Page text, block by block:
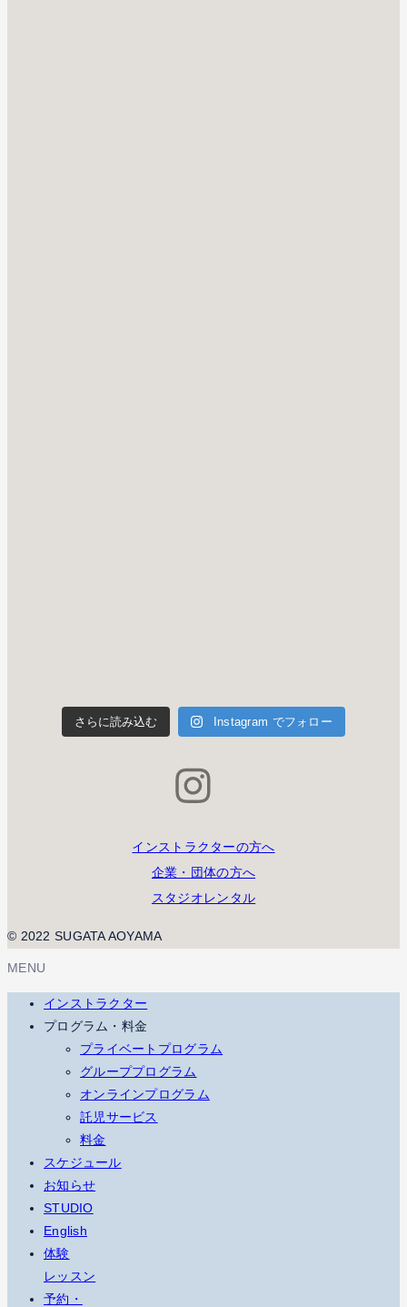
さらに読み込む Instagram でフォロー
インストラクターの方へ
企業・団体の方へ
スタジオレンタル
© 2022 SUGATA AOYAMA
MENU
インストラクター
プログラム・料金
プライベートプログラム
グループプログラム
オンラインプログラム
託児サービス
料金
スケジュール
お知らせ
STUDIO
English
体験
レッスン
予約・